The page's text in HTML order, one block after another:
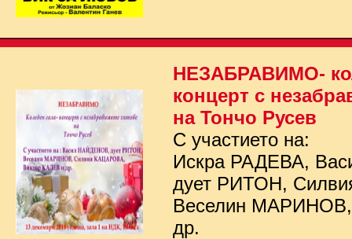
НЕЗАБРАВИМО-
концерт с
на Тончо Русев
С участието на:
Искра РАДЕВА,
дует РИТОН,
Веселин
др.